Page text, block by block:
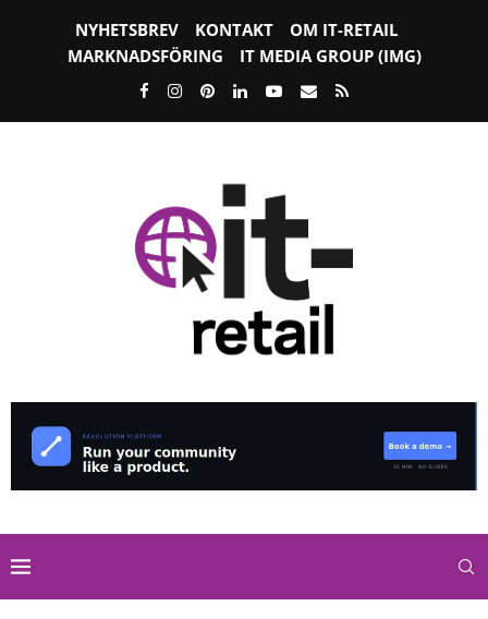
NYHETSBREV KONTAKT
OM IT-RETAIL
MARKNADSFÖRING
IT MEDIA GROUP (IMG)